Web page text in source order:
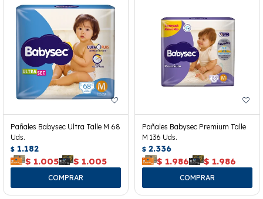
Pañales Babysec Ultra Talle M 68
Uds.
$ 1.182
$ 1.005 $ 1.005
Pañales Babysec Premium Talle
M 136 Uds.
$ 2.336
$ 1.986 $ 1.986